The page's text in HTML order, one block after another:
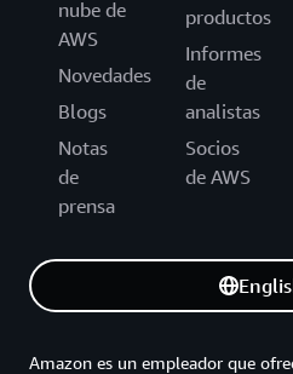
nube de
AWS
Novedades
Blogs
Notas
de
prensa
productos
Informes
de
analistas
Socios
de AWS
Amazon es un empleador que